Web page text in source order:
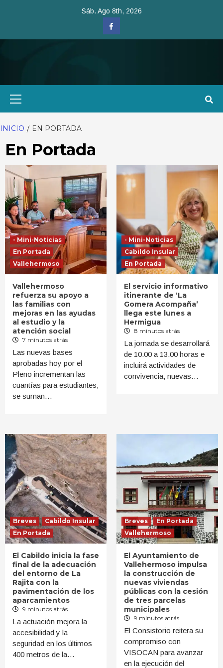
Sáb. Ago 8th, 2026
Facebook
INICIO EN PORTADA
En Portada
- Mini-Noticias
En Portada
Vallehermoso
Vallehermoso
refuerza su apoyo a
las familias con
mejoras en las ayudas
al estudio y la
atención social
7 minutos atrás
Las nuevas bases
aprobadas hoy por el
Pleno incrementan las
cuantías para estudiantes,
se suman…
- Mini-Noticias
Cabildo Insular
En Portada
El servicio informativo
itinerante de ‘La
Gomera Acompaña’
llega este lunes a
Hermigua
8 minutos atrás
La jornada se desarrollará
de 10.00 a 13.00 horas e
incluirá actividades de
convivencia, nuevas…
Breves
Cabildo Insular
En Portada
El Cabildo inicia la fase
final de la adecuación
del entorno de La
Rajita con la
pavimentación de los
aparcamientos
9 minutos atrás
La actuación mejora la
accesibilidad y la
seguridad en los últimos
400 metros de la…
Breves
En Portada
Vallehermoso
El Ayuntamiento de
Vallehermoso impulsa
la construcción de
nuevas viviendas
públicas con la cesión
de tres parcelas
municipales
9 minutos atrás
El Consistorio reitera su
compromiso con
VISOCAN para avanzar
en la ejecución del